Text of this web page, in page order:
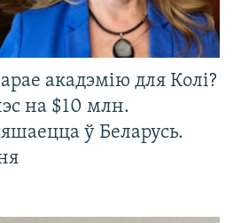
акадэмію для Колі?
на $10 млн.
ў Беларусь.